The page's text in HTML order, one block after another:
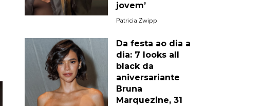
jovem’
Patricia Zwipp
Da festa ao dia a
dia: 7 looks all
black da
aniversariante
Bruna
Marquezine, 31